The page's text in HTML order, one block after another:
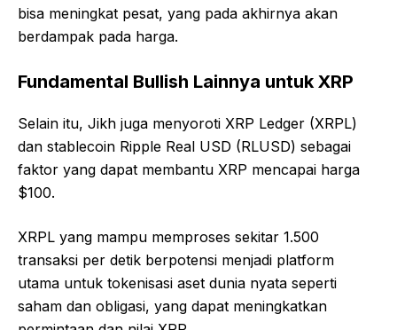
bisa meningkat pesat, yang pada akhirnya akan
berdampak pada harga.
Fundamental Bullish Lainnya untuk XRP
Selain itu, Jikh juga menyoroti XRP Ledger (XRPL)
dan stablecoin Ripple Real USD (RLUSD) sebagai
faktor yang dapat membantu XRP mencapai harga
$100.
XRPL yang mampu memproses sekitar 1.500
transaksi per detik berpotensi menjadi platform
utama untuk tokenisasi aset dunia nyata seperti
saham dan obligasi, yang dapat meningkatkan